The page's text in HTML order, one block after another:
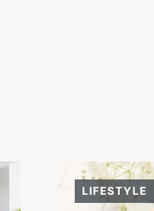
LIFESTYLE